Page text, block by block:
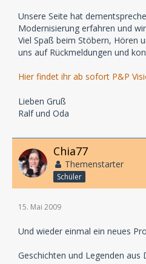
Unsere Seite hat
Modernisierung erfahren und
Viel Spaß beim Stöbern, Hören
uns auf Rückmeldungen und
Hier findet ihr ab sofort P&P
Lieben Gruß
Ralf und Oda
Chia77
Themenstarter
Schüler
15. Mai 2009
Und wieder einmal ein neues
Geschichten und Legenden aus